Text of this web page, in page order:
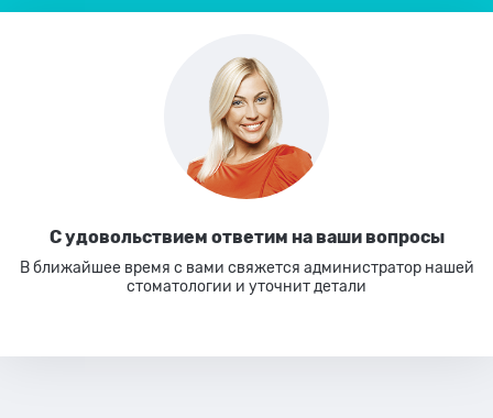
С удовольствием ответим на ваши вопросы
В ближайшее время с вами свяжется администратор нашей
стоматологии и уточнит детали